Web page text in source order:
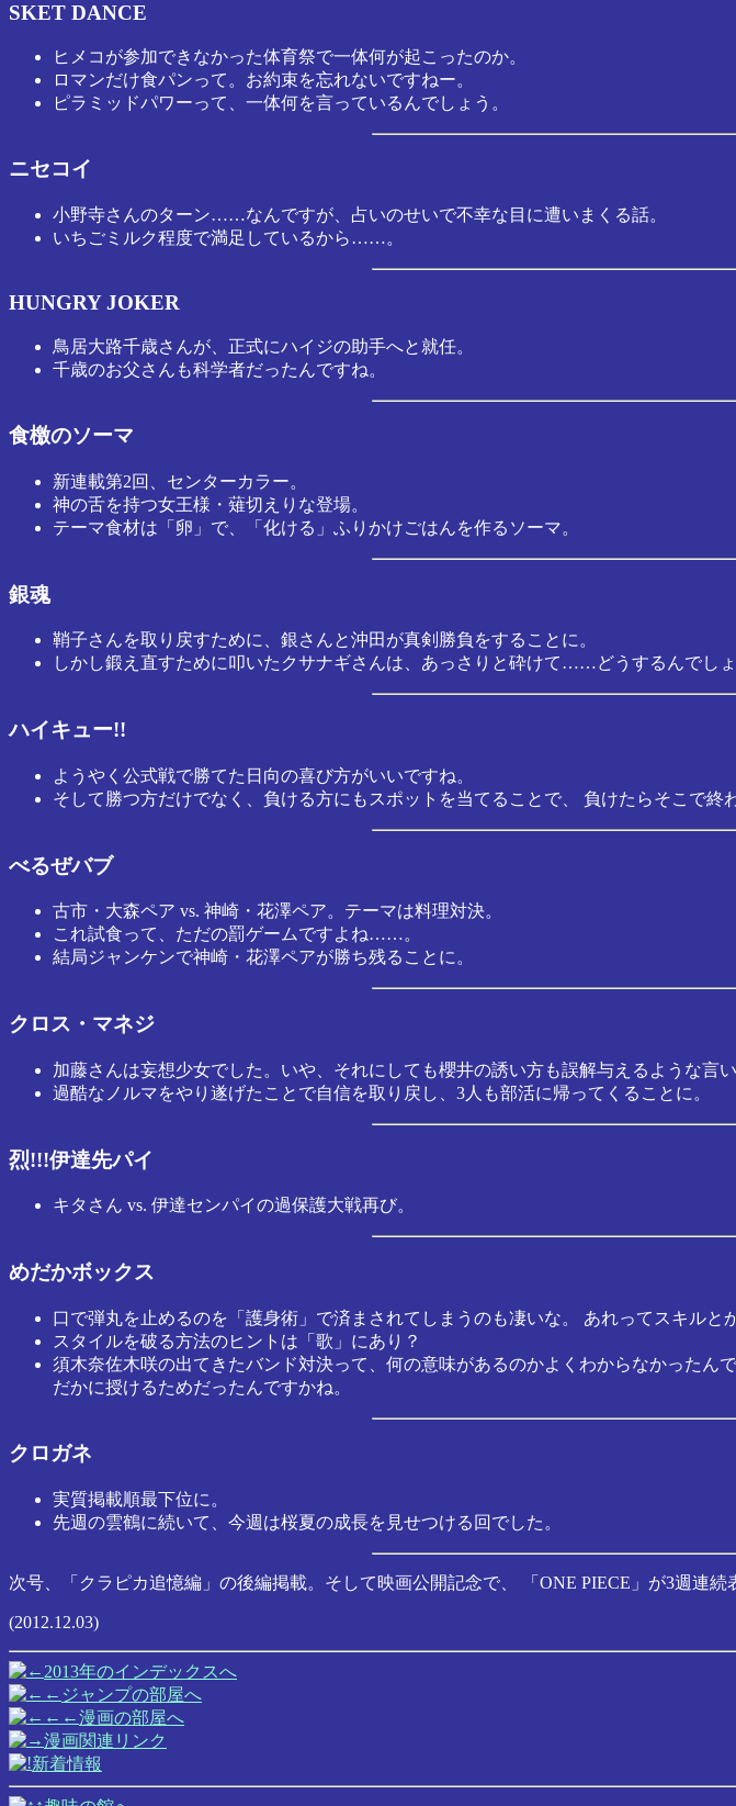
SKET DANCE
ヒメコが参加できなかった体育祭で一体何が起こったのか。
ロマンだけ食パンって。お約束を忘れないですねー。
ピラミッドパワーって、一体何を言っているんでしょう。
ニセコイ
小野寺さんのターン……なんですが、占いのせいで不幸な目に遭いまくる話。
いちごミルク程度で満足しているから……。
HUNGRY JOKER
鳥居大路千歳さんが、正式にハイジの助手へと就任。
千歳のお父さんも科学者だったんですね。
食檄のソーマ
新連載第2回、センターカラー。
神の舌を持つ女王様・薙切えりな登場。
テーマ食材は「卵」で、「化ける」ふりかけごはんを作るソーマ。
銀魂
鞘子さんを取り戻すために、銀さんと沖田が真剣勝負をすることに。
しかし鍛え直すために叩いたクサナギさんは、あっさりと砕けて……どうするんでしょ
ハイキュー!!
ようやく公式戦で勝てた日向の喜び方がいいですね。
そして勝つ方だけでなく、負ける方にもスポットを当てることで、 負けたらそこで
べるぜバブ
古市・大森ペア vs. 神崎・花澤ペア。テーマは料理対決。
これ試食って、ただの罰ゲームですよね……。
結局ジャンケンで神崎・花澤ペアが勝ち残ることに。
クロス・マネジ
加藤さんは妄想少女でした。いや、それにしても櫻井の誘い方も誤解与えるような言い
過酷なノルマをやり遂げたことで自信を取り戻し、3人も部活に帰ってくることに。
烈!!!伊達先パイ
キタさん vs. 伊達センパイの過保護大戦再び。
めだかボックス
口で弾丸を止めるのを「護身術」で済まされてしまうのも凄いな。 あれってスキルと
スタイルを破る方法のヒントは「歌」にあり？
須木奈佐木咲の出てきたバンド対決って、何の意味があるのかよくわからなかった
だかに授けるためだったんですかね。
クロガネ
実質掲載順最下位に。
先週の雲鶴に続いて、今週は桜夏の成長を見せつける回でした。
次号、「クラピカ追憶編」の後編掲載。そして映画公開記念で、 「ONE PIECE」が3週連続
(2012.12.03)
2013年のインデックスへ
ジャンプの部屋へ
漫画の部屋へ
漫画関連リンク
新着情報